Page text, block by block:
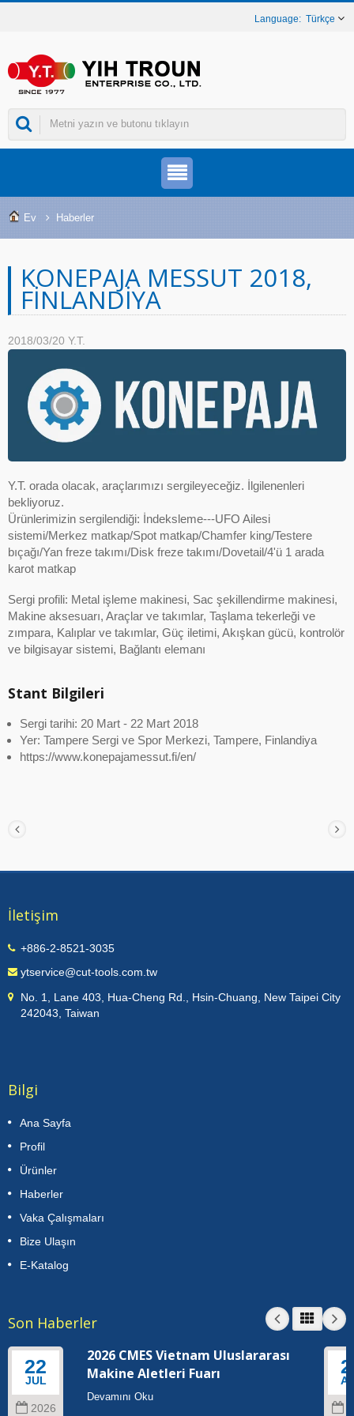
Türkçe
Ev Haberler
KONEPAJA MESSUT 2018,
FINLANDIYA
2018/03/20 Y.T.
Y.T. orada olacak, araçlarımızı sergileyeceğiz. İlgilenenleri
bekliyoruz.
Ürünlerimizin sergilendiği: İndeksleme---UFO Ailesi
sistemi/Merkez matkap/Spot matkap/Chamfer king/Testere
bıçağı/Yan freze takımı/Disk freze takımı/Dovetail/4'ü 1 arada
karot matkap
Sergi profili: Metal işleme makinesi, Sac şekillendirme makinesi,
Makine aksesuarı, Araçlar ve takımlar, Taşlama tekerleği ve
zımpara, Kalıplar ve takımlar, Güç iletimi, Akışkan gücü, kontrolör
ve bilgisayar sistemi, Bağlantı elemanı
Stant Bilgileri
Sergi tarihi: 20 Mart - 22 Mart 2018
Yer: Tampere Sergi ve Spor Merkezi, Tampere, Finlandiya
https://www.konepajamessut.fi/en/
İletişim
+886-2-8521-3035
ytservice@cut-tools.com.tw
No. 1, Lane 403, Hua-Cheng Rd., Hsin-Chuang, New Taipei City
242043, Taiwan
Bilgi
Ana Sayfa
Profil
Ürünler
Haberler
Vaka Çalışmaları
Bize Ulaşın
E-Katalog
Son Haberler
22
JUL
2026
2026 CMES Vietnam Uluslararası
Makine Aletleri Fuarı
Devamını Oku